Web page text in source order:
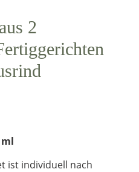
2
ml
ist individuell nach